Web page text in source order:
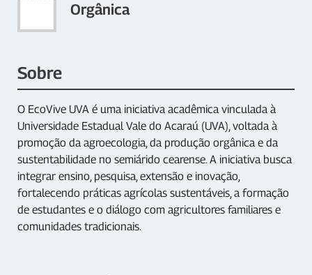
Orgânica
Sobre
O EcoVive UVA é uma iniciativa acadêmica vinculada à
Universidade Estadual Vale do Acaraú (UVA), voltada à
promoção da agroecologia, da produção orgânica e da
sustentabilidade no semiárido cearense. A iniciativa busca
integrar ensino, pesquisa, extensão e inovação,
fortalecendo práticas agrícolas sustentáveis, a formação
de estudantes e o diálogo com agricultores familiares e
comunidades tradicionais.